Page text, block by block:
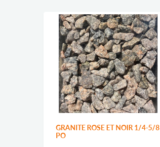
GRANITE ROSE ET NOIR 1/4-5/8
PO